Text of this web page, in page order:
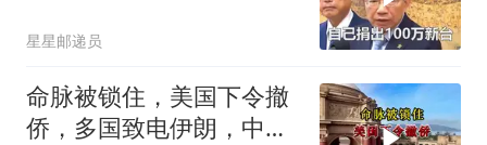
星星邮递员
命脉被锁住，美国下令撤
侨，多国致电伊朗，中国